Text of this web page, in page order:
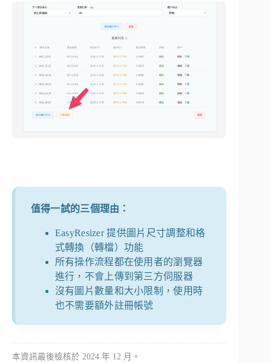
值得一試的三個理由：
EasyResizer 提供圖片尺寸調整和格
式轉換（轉檔）功能
所有操作流程都在使用者的瀏覽器
進行，不會上傳到第三方伺服器
沒有圖片數量和大小限制，使用時
也不需要額外註冊帳號
本資訊最後檢核於 2024 年 12 月。